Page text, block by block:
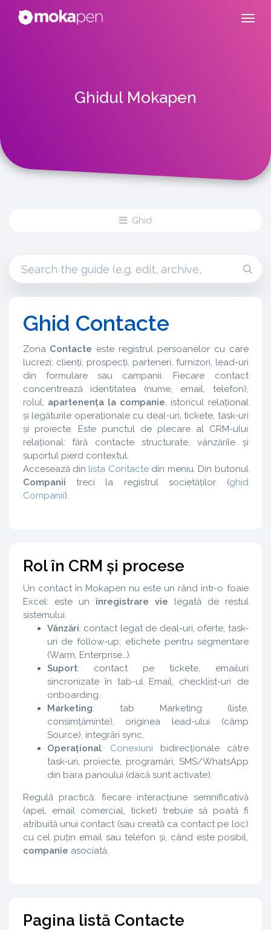
Ghidul Mokapen
Ghid
Ghid Contacte
Zona Contacte este registrul persoanelor cu care
lucrezi: clienți, prospecți, parteneri, furnizori, lead-uri
din formulare sau campanii. Fiecare contact
concentrează identitatea (nume, email, telefon),
rolul, apartenența la companie, istoricul relațional
și legăturile operaționale cu deal-uri, tickete, task-uri
și proiecte. Este punctul de plecare al CRM-ului
relațional: fără contacte structurate, vânzările și
suportul pierd contextul.
Accesează din lista Contactedin meniu. Din butonul
Companii treci la registrul societăților (ghid
Companii).
Rol în CRM și procese
Un contact în Mokapen nu este un rând într-o foaie
Excel: este un înregistrare vie legată de restul
sistemului.
Vânzări: contact legat de deal-uri, oferte, task-
uri de follow-up; etichete pentru segmentare
(Warm, Enterprise…).
Suport: contact pe tickete, emailuri
sincronizate în tab-ul Email, checklist-uri de
onboarding.
Marketing: tab Marketing (liste,
consimțăminte), originea lead-ului (câmp
Source), integrări sync.
Operațional: Conexiuni bidirecționale către
task-uri, proiecte, programări; SMS/WhatsApp
din bara panoului (dacă sunt activate).
Regulă practică: fiecare interacțiune semnificativă
(apel, email comercial, ticket) trebuie să poată fi
atribuită unui contact (sau creată ca contact pe loc)
cu cel puțin email sau telefon și, când este posibil,
companie asociată.
Pagina listă Contacte